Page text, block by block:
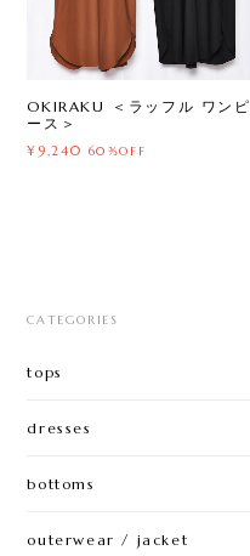
OKIRAKU ＜ラッフル ワンピ
ース＞
¥9,240 60%OFF
CATEGORIES
tops
dresses
bottoms
outerwear / jacket